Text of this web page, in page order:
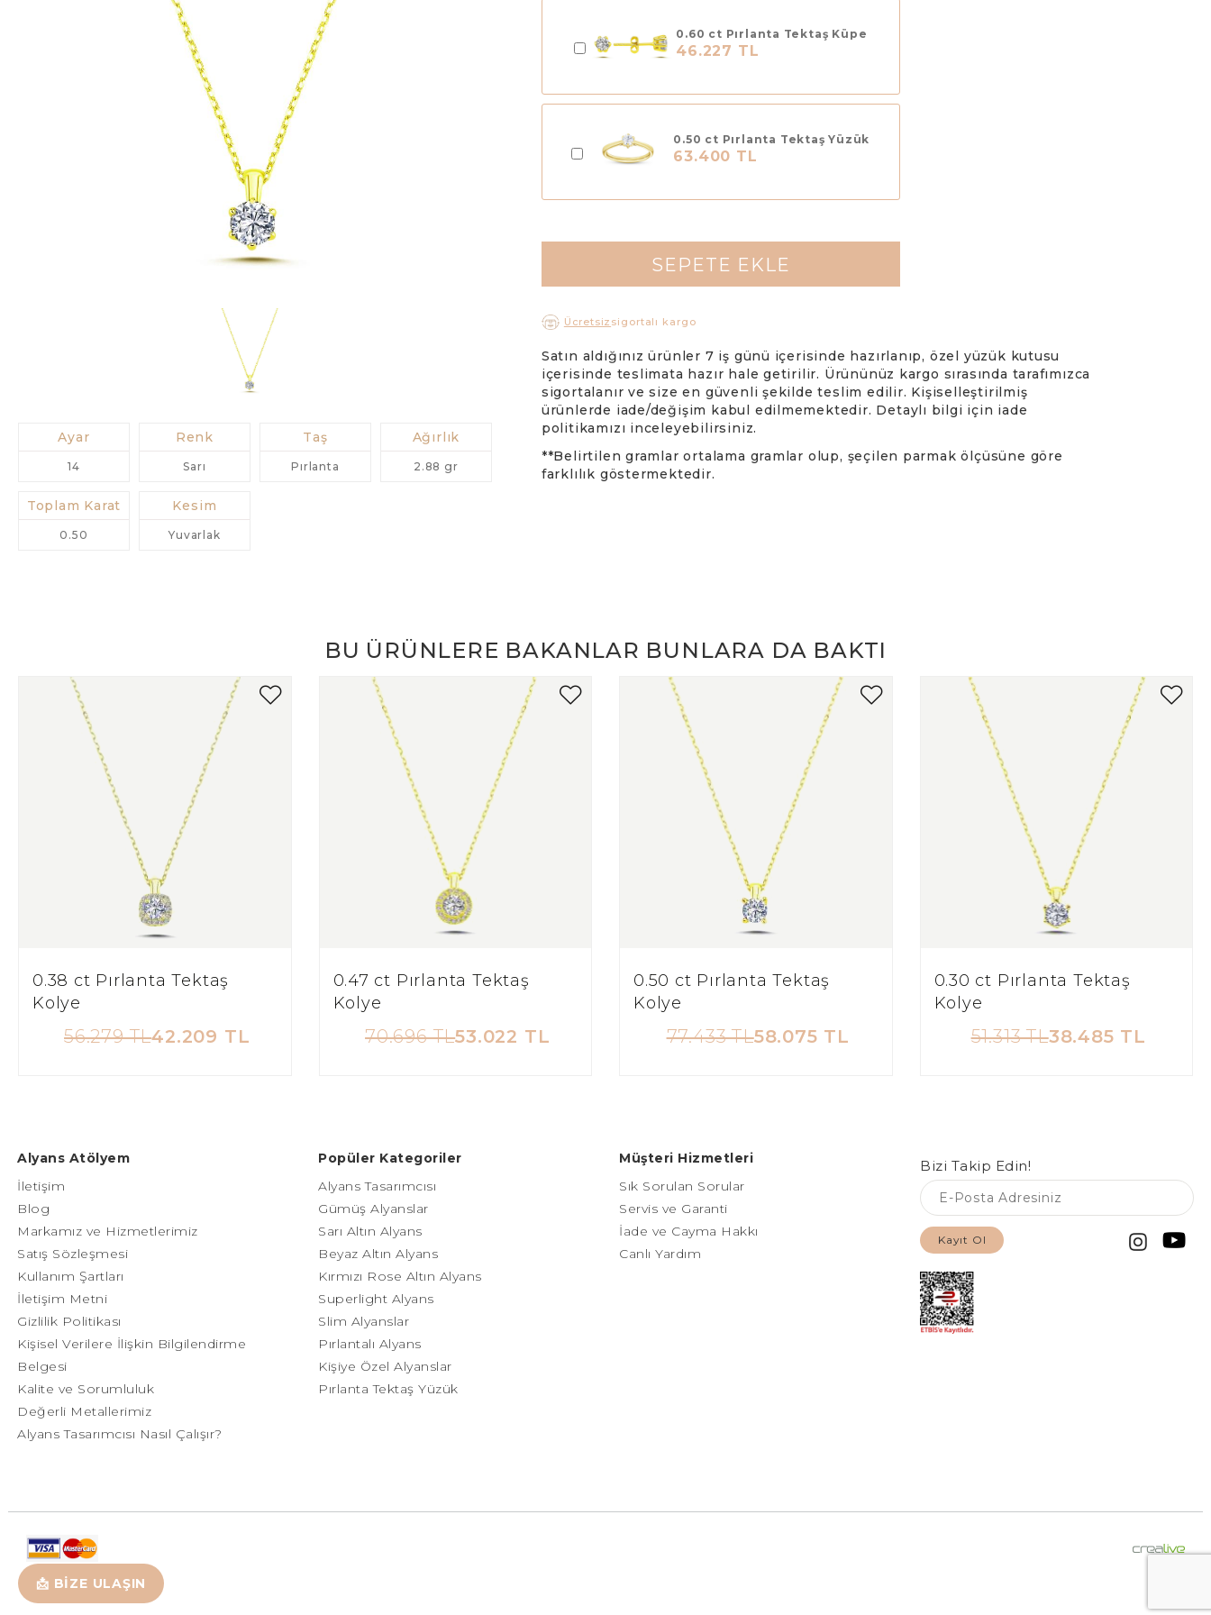
Ayar
14
Renk
Sarı
Taş
Pırlanta
Ağırlık
2.88 gr
Toplam Karat
0.50
Kesim
Yuvarlak
0.60 ct Pırlanta Tektaş Küpe
46.227 TL
0.50 ct Pırlanta Tektaş Yüzük
63.400 TL
SEPETE EKLE
Ücretsiz sigortalı kargo
Satın aldığınız ürünler 7 iş günü içerisinde hazırlanıp, özel yüzük kutusu
içerisinde teslimata hazır hale getirilir. Ürününüz kargo sırasında tarafımızca
sigortalanır ve size en güvenli şekilde teslim edilir. Kişiselleştirilmiş
ürünlerde iade/değişim kabul edilmemektedir. Detaylı bilgi için iade
politikamızı inceleyebilirsiniz.
**Belirtilen gramlar ortalama gramlar olup, şeçilen parmak ölçüsüne göre
farklılık göstermektedir.
BU ÜRÜNLERE BAKANLAR BUNLARA DA BAKTI
0.38 ct Pırlanta Tektaş
Kolye
56.279 TL42.209 TL
0.47 ct Pırlanta Tektaş
Kolye
70.696 TL53.022 TL
0.50 ct Pırlanta Tektaş
Kolye
77.433 TL58.075 TL
0.30 ct Pırlanta Tektaş
Kolye
51.313 TL38.485 TL
📩 BİZE ULAŞIN
Alyans Atölyem
İletişim
Blog
Markamız ve Hizmetlerimiz
Satış Sözleşmesi
Kullanım Şartları
İletişim Metni
Gizlilik Politikası
Kişisel Verilere İlişkin Bilgilendirme
Belgesi
Kalite ve Sorumluluk
Değerli Metallerimiz
Alyans Tasarımcısı Nasıl Çalışır?
Popüler Kategoriler
Alyans Tasarımcısı
Gümüş Alyanslar
Sarı Altın Alyans
Beyaz Altın Alyans
Kırmızı Rose Altın Alyans
Superlight Alyans
Slim Alyanslar
Pırlantalı Alyans
Kişiye Özel Alyanslar
Pırlanta Tektaş Yüzük
Müşteri Hizmetleri
Sık Sorulan Sorular
Servis ve Garanti
İade ve Cayma Hakkı
Canlı Yardım
Bizi Takip Edin!
Kayıt Ol